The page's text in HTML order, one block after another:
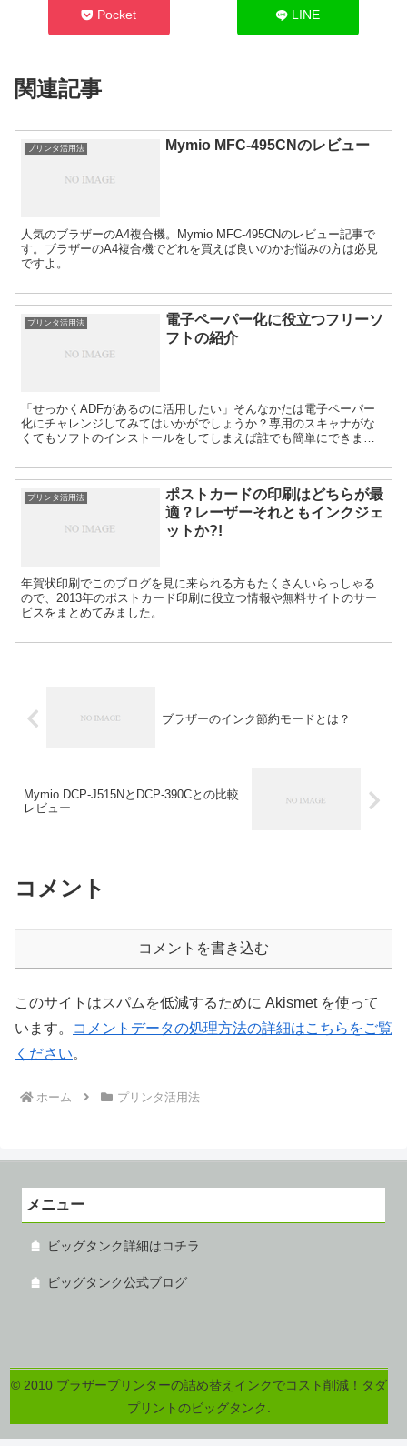
Pocket LINE
関連記事
プリンタ活用法 Mymio MFC-495CNのレビュー
人気のブラザーのA4複合機。Mymio MFC-495CNのレビュー記事で
す。ブラザーのA4複合機でどれを買えば良いのかお悩みの方は必見
ですよ。
プリンタ活用法
電子ペーパー化に役立つフリーソ
フトの紹介
「せっかくADFがあるのに活用したい」そんなかたは電子ペーパー
化にチャレンジしてみてはいかがでしょうか？専用のスキャナがな
くてもソフトのインストールをしてしまえば誰でも簡単にできま
います。
プリンタ活用法
ポストカードの印刷はどちらが最
適？レーザーそれともインクジェ
ットか?!
年賀状印刷でこのブログを見に来られる方もたくさんいらっしゃる
ので、2013年のポストカード印刷に役立つ情報や無料サイトのサー
ビスをまとめてみました。
ブラザーのインク節約モードとは？
Mymio DCP-J515NとDCP-390Cとの比較
レビュー
コメント
コメントを書き込む
このサイトはスパムを低減するために Akismet を使って
います。
コメントデータの処理方法の詳細はこちらをご覧
ください。
ホーム プリンタ活用法
メニュー
ビッグタンク詳細はコチラ
ビッグタンク公式ブログ
© 2010 ブラザープリンターの詰め替えインクでコスト削減！タダ
プリントのビッグタンク.